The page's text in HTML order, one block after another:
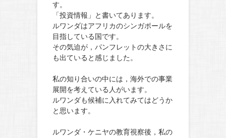
す。
「投資情報」と書いてあります。
ルワンダはアフリカのシンガポールを
目指している国です。
その気迫が，パンフレットの大きさに
も出ていると感じました。
私の知り合いの中には，海外での事業
展開を考えている人がいます。
ルワンダも候補に入れてみてはどうか
と思います。
ルワンダ・ケニヤの教育視察後，私の